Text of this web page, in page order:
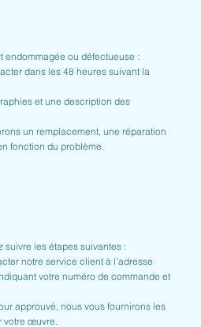
ou défectueuse :
dans les 48 heures suivant la
et une description des
un remplacement, une réparation
fonction du problème.
suivre les étapes suivantes :
notre service client à l’adresse
votre numéro de commande et
approuvé, nous vous fournirons les
votre œuvre.